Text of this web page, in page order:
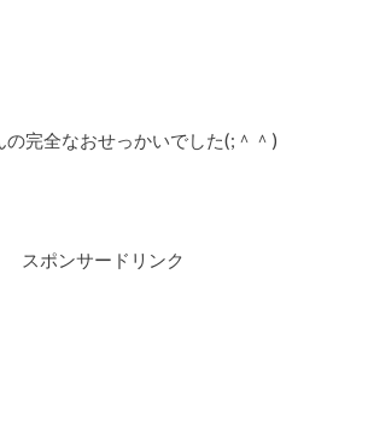
の完全なおせっかいでした(;＾＾)
スポンサードリンク